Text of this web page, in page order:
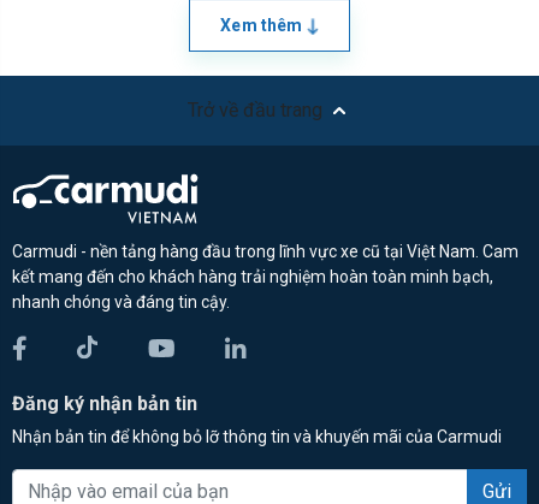
Xem thêm
Trở về đầu trang
Carmudi - nền tảng hàng đầu trong lĩnh vực xe cũ tại Việt Nam. Cam
kết mang đến cho khách hàng trải nghiệm hoàn toàn minh bạch,
nhanh chóng và đáng tin cậy.
Đăng ký nhận bản tin
Nhận bản tin để không bỏ lỡ thông tin và khuyến mãi của Carmudi
Gửi